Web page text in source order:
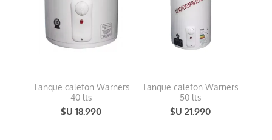
Tanque calefon Warners
40 lts
$U 18.990
Tanque calefon Warners
50 lts
$U 21.990